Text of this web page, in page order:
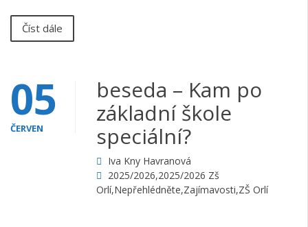
Číst dále
05
ČERVEN
beseda – Kam po
základní škole
speciální?
Iva Kny Havranová
2025/2026,2025/2026 Zš
Orlí,Nepřehlédněte,Zajímavosti,ZŠ Orlí